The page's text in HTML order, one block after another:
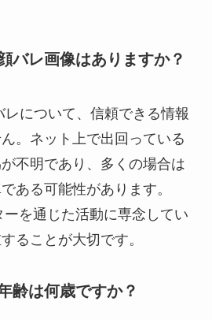
バレ画像はありますか？
について、信頼できる情報
。ネット上で出回っている
不明であり、多くの場合は
ある可能性があります。
を通じた活動に専念してい
ることが大切です。
齢は何歳ですか？